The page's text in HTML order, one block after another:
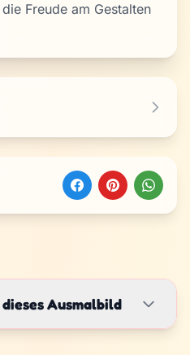
Freude am Gestalten
Ausmalbild